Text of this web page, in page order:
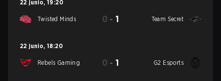
22 junio, 19:20
Twisted Minds 0 -1 Team Secret
22 junio, 18:20
Rebels Gaming 0 -1 G2 Esports